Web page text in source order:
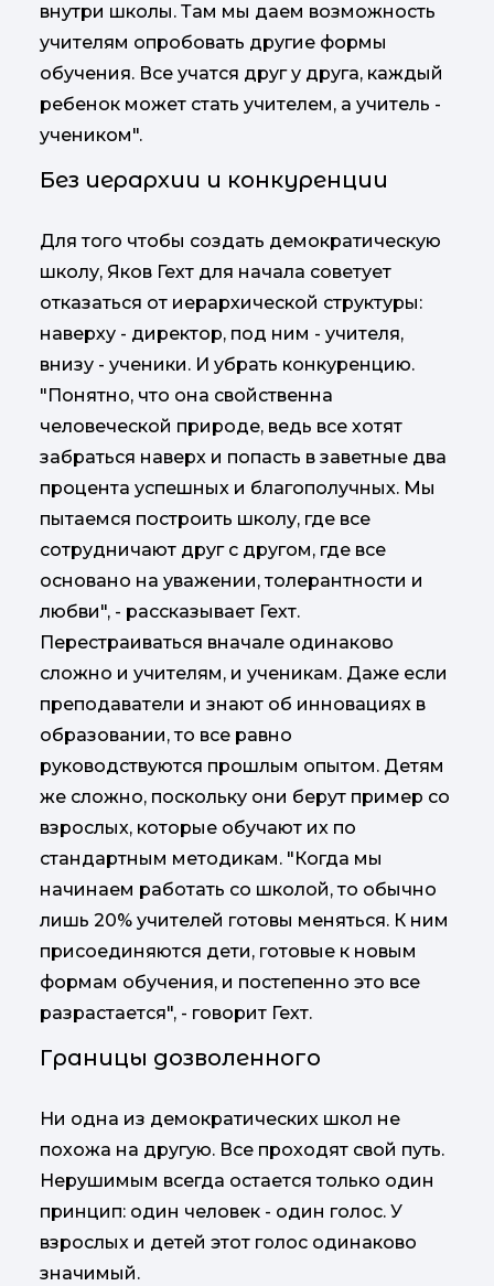
внутри школы. Там мы даем возможность
учителям опробовать другие формы
обучения. Все учатся друг у друга, каждый
ребенок может стать учителем, а учитель -
учеником".
Без иерархии и конкуренции
Для того чтобы создать демократическую
школу, Яков Гехт для начала советует
отказаться от иерархической структуры:
наверху - директор, под ним - учителя,
внизу - ученики. И убрать конкуренцию.
"Понятно, что она свойственна
человеческой природе, ведь все хотят
забраться наверх и попасть в заветные два
процента успешных и благополучных. Мы
пытаемся построить школу, где все
сотрудничают друг с другом, где все
основано на уважении, толерантности и
любви", - рассказывает Гехт.
Перестраиваться вначале одинаково
сложно и учителям, и ученикам. Даже если
преподаватели и знают об инновациях в
образовании, то все равно
руководствуются прошлым опытом. Детям
же сложно, поскольку они берут пример со
взрослых, которые обучают их по
стандартным методикам. "Когда мы
начинаем работать со школой, то обычно
лишь 20% учителей готовы меняться. К ним
присоединяются дети, готовые к новым
формам обучения, и постепенно это все
разрастается", - говорит Гехт.
Границы дозволенного
Ни одна из демократических школ не
похожа на другую. Все проходят свой путь.
Нерушимым всегда остается только один
принцип: один человек - один голос. У
взрослых и детей этот голос одинаково
значимый.